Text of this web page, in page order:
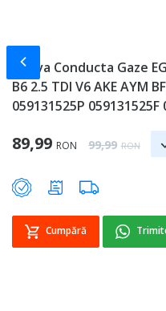
Teava Conducta Gaze
B6 2.5 TDI V6 AKE AYM
059131525P 059131525F
Special Price
89,99 RON Regular
99,99 RON
Cumpără
Slide-ul anterior